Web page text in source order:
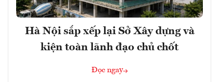
Hà Nội sắp xếp lại Sở Xây dựng và
kiện toàn lãnh đạo chủ chốt
Đọc ngay